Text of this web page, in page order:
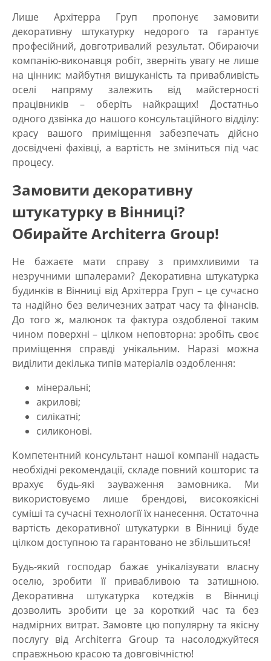
Лише Архітерра Груп пропонує замовити
декоративну штукатуркунедорого та гарантує
професійний, довготривалий результат. Обираючи
компанію-виконавця робіт, зверніть увагу не лише
на цінник: майбутня вишуканість та привабливість
оселі напряму залежить від майстерності
працівників – оберіть найкращих! Достатньо
одного дзвінка до нашого консультаційного відділу:
красу вашого приміщення забезпечать дійсно
досвідчені фахівці, а вартість не зміниться під час
процесу.
Замовити декоративну
штукатурку в Вінниці?
Обирайте Architerra Group!
Не бажаєте мати справу з примхливими та
незручними шпалерами? Декоративна штукатурка
будинків в Вінниці від Архітерра Груп – це сучасно
та надійно без величезних затрат часу та фінансів.
До того ж, малюнок та фактура оздобленої таким
чином поверхні – цілком неповторна: зробіть своє
приміщення справді унікальним. Наразі можна
виділити декілька типів матеріалів оздоблення:
мінеральні;
акрилові;
силікатні;
силиконові.
Компетентний консультант нашої компанії надасть
необхідні рекомендації, складе повний кошторис та
врахує будь-які зауваження замовника. Ми
використовуємо лише брендові, високоякісні
суміші та сучасні технології їх нанесення. Остаточна
вартість декоративної штукатурки в Вінниці буде
цілком доступною та гарантовано не збільшиться!
Будь-який господар бажає унікалізувати власну
оселю, зробити її привабливою та затишною.
Декоративна штукатурка котеджів в Вінниці
дозволить зробити це за короткий час та без
надмірних витрат. Замовте цю популярну та якісну
послугу від Architerra Group та насолоджуйтеся
справжньою красою та довговічністю!